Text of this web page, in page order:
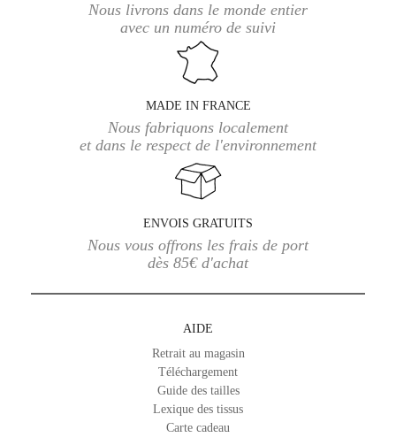
Nous livrons dans le monde entier
avec un numéro de suivi
MADE IN FRANCE
Nous fabriquons localement
et dans le respect de l'environnement
ENVOIS GRATUITS
Nous vous offrons les frais de port
dès 85€ d'achat
AIDE
Retrait au magasin
Téléchargement
Guide des tailles
Lexique des tissus
Carte cadeau